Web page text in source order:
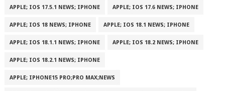
APPLE; IOS 17.5.1 NEWS; IPHONE APPLE; IOS 17.6 NEWS; IPHONE
APPLE; IOS 18 NEWS; IPHONE APPLE; IOS 18.1 NEWS; IPHONE
APPLE; IOS 18.1.1 NEWS; IPHONE APPLE; IOS 18.2 NEWS; IPHONE
APPLE; IOS 18.2.1 NEWS; IPHONE
APPLE; IPHONE15 PRO;PRO MAX;NEWS